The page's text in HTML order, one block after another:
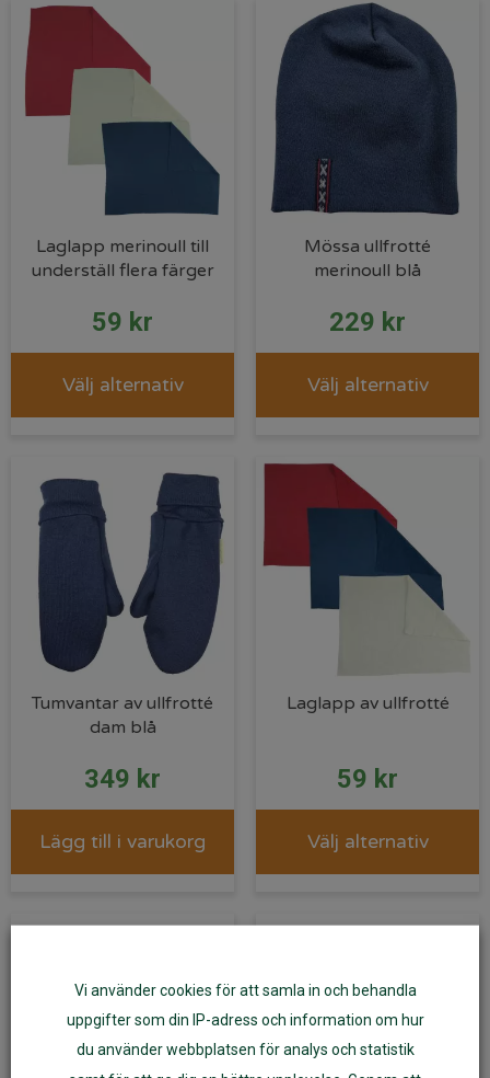
Laglapp merinoull till
underställ flera färger
59 kr
Välj alternativ
Mössa ullfrotté
merinoull blå
229 kr
Välj alternativ
Tumvantar av ullfrotté
dam blå
349 kr
Lägg till i varukorg
Laglapp av ullfrotté
59 kr
Välj alternativ
Vi använder cookies för att samla in och behandla
uppgifter som din IP-adress och information om hur
du använder webbplatsen för analys och statistik